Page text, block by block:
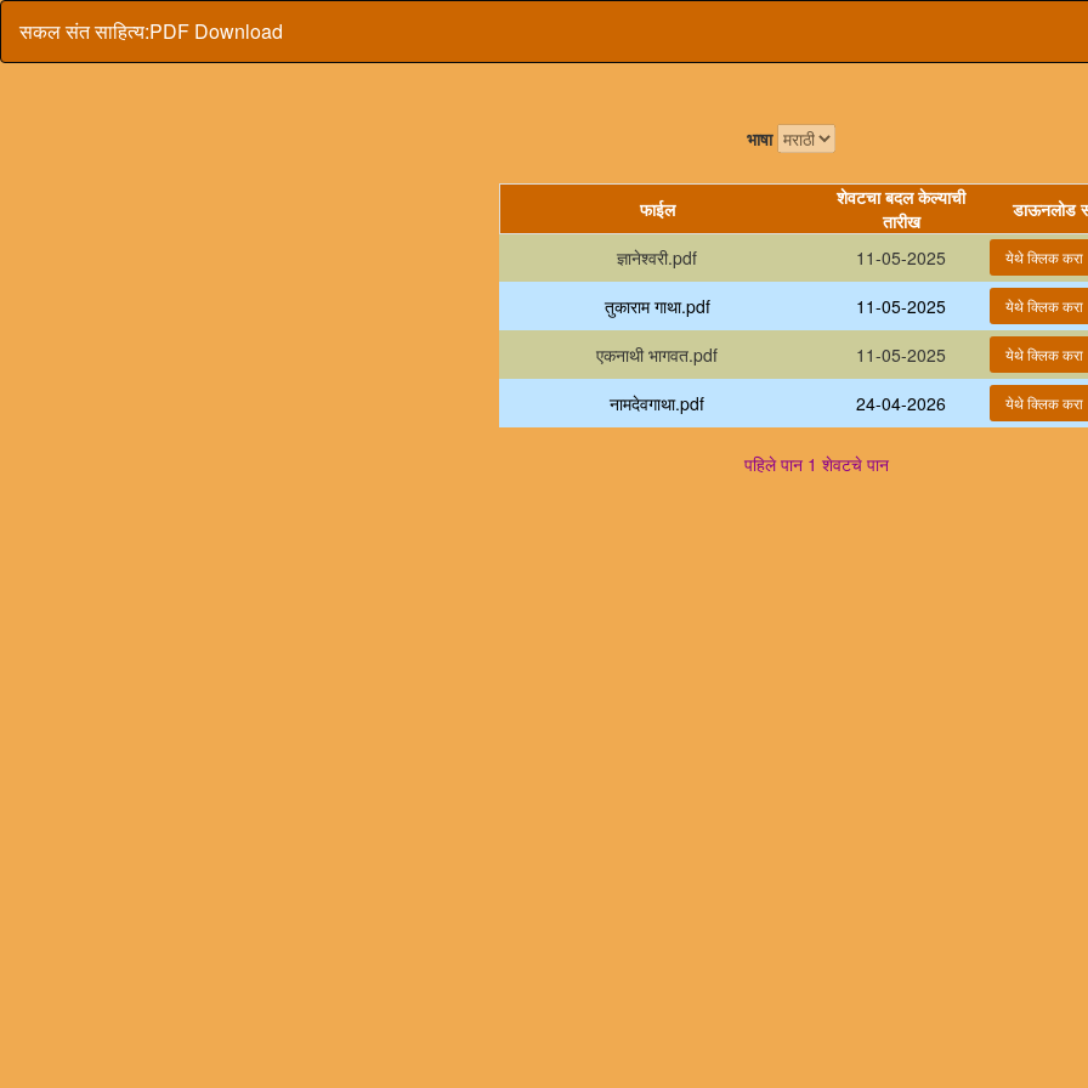
सकल संत साहित्य:PDF Download
भाषा
फाईल
शेवटचा बदल केल्याची
तारीख
डाऊनलोड
ज्ञानेश्वरी.pdf
11-05-2025
तुकाराम गाथा.pdf
11-05-2025
एकनाथी भागवत.pdf
11-05-2025
नामदेवगाथा.pdf
24-04-2026
पहिले पान 1 शेवटचे पान